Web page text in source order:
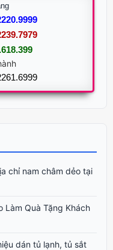
chỉ nam châm dẻo tại
Làm Quà Tặng Khách
dán tủ lạnh, tủ sắt